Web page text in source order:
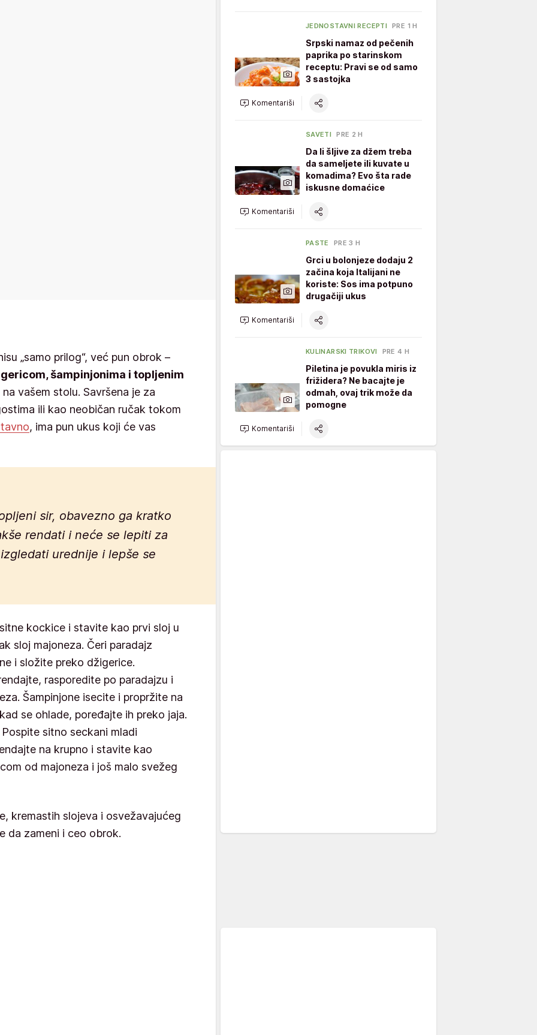
„samo prilog“, već pun obrok –
šampinjonima i topljenim
vašem stolu. Savršena je za
ili kao neobičan ručak tokom
, ima pun ukus koji će vas
sir, obavezno ga kratko
rendati i neće se lepiti za
urednije i lepše se
kockice i stavite kao prvi sloj u
sloj majoneza. Čeri paradajz
i složite preko džigerice.
rasporedite po paradajzu i
Šampinjone isecite i propržite na
se ohlade, poređajte ih preko jaja.
sitno seckani mladi
na krupno i stavite kao
od majoneza i još malo svežeg
kremastih slojeva i osvežavajućeg
da zameni i ceo obrok.
JEDNOSTAVNI RECEPTI PRE 1 H
Srpski namaz od pečenih
paprika po starinskom
receptu: Pravi se od samo
3 sastojka
Komentariši
SAVETI PRE 2 H
Da li šljive za džem treba
da sameljete ili kuvate u
komadima? Evo šta rade
iskusne domaćice
Komentariši
PASTE PRE 3 H
Grci u bolonjeze dodaju 2
začina koja Italijani ne
koriste: Sos ima potpuno
drugačiji ukus
Komentariši
KULINARSKI TRIKOVI PRE 4 H
Piletina je povukla miris iz
frižidera? Ne bacajte je
odmah, ovaj trik može da
pomogne
Komentariši